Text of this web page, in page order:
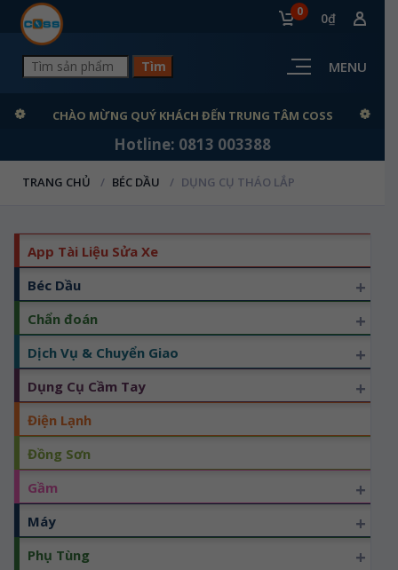
0 0₫
MENU
CHÀO MỪNG QUÝ KHÁCH ĐẾN TRUNG TÂM COSS
Hotline: 0813 003388
TRANG CHỦ BÉC DẦU DỤNG CỤ THÁO LẮP
App Tài Liệu Sửa Xe
Béc Dầu
+
Chẩn đoán +
Dịch Vụ & Chuyển Giao +
Dụng Cụ Cầm Tay +
Điện Lạnh
Đồng Sơn
Gầm
+
Máy +
Phụ Tùng +